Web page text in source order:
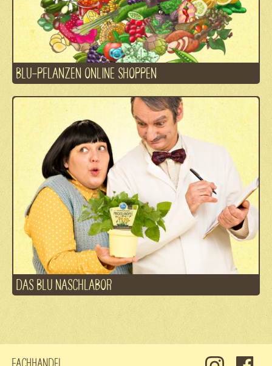
BLU-PFLANZEN ONLINE SHOPPEN
DAS BLU NASCHLABOR
Fachhandel